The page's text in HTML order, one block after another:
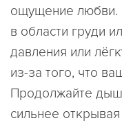
ощущение любви.
в области груди
давления или
из-за того, что
Продолжайте
сильнее